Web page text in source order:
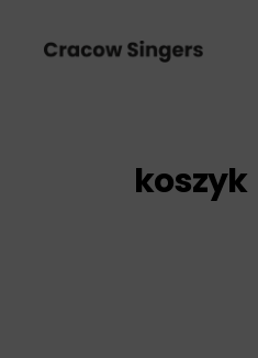
koszyk